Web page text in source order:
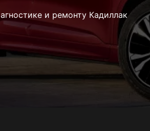
и ремонту Кадиллак